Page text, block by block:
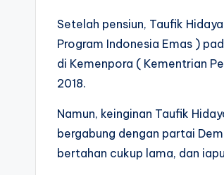
Setelah pensiun, Taufik
Program Indonesia Emas )
di Kemenpora ( Kementrian
2018.
Namun, keinginan Taufik
bergabung dengan partai
bertahan cukup lama, dan